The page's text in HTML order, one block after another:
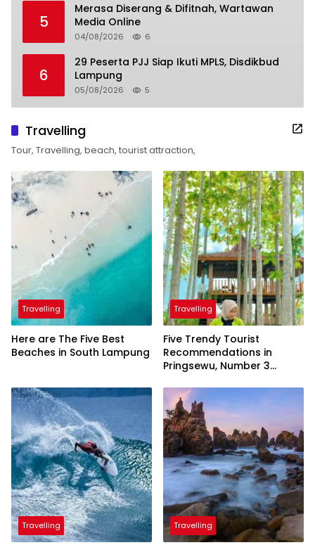
5
Merasa Diserang & Difitnah, Wartawan
Media Online
04/08/2026 6
6
29 Peserta PJJ Siap Ikuti MPLS, Disdikbud
Lampung
05/08/2026 5
Travelling
Tour, Travelling, beach, tourist attraction,
Travelling
Here are The Five Best
Beaches in South Lampung
Travelling
Five Trendy Tourist
Recommendations in
Pringsewu, Number 3
President
Travelling Travelling